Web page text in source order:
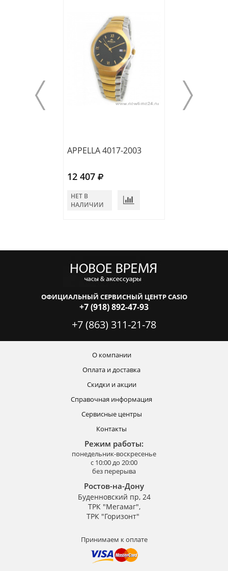
APPELLA 4017-2003
12 407
НЕТ В
НАЛИЧИИ
ОФИЦИАЛЬНЫЙ СЕРВИСНЫЙ ЦЕНТР CASIO
+7 (918) 892-47-93
+7 (863) 311-21-78
О компании
Оплата и доставка
Скидки и акции
Справочная информация
Сервисные центры
Контакты
Режим работы:
понедельник-воскресенье
с 10:00 до 20:00
без перерыва
Ростов-на-Дону
Буденновский пр, 24
ТРК "Мегамаг",
ТРК "Горизонт"
Принимаем к оплате